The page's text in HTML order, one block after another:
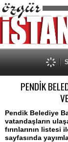
PENDİK
Pendik Belediye
vatandaşların
fırınlarının listesi
sayfasında